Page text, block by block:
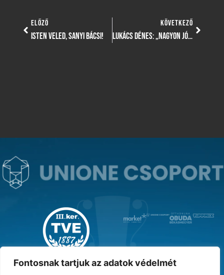
Fontosnak tartjuk az adatok védelmét
ELŐZŐ
ISTEN VELED, SANYI BÁCSI!
KÖVETKEZŐ
LUKÁCS DÉNES: „NAGYON JÓ FELKÉSZÜLÉS VOLT A SZOMBATIRA AZ EGER ELLENI BAJNOKI”
MAGYAR KUPA GYŐZTES ‘31